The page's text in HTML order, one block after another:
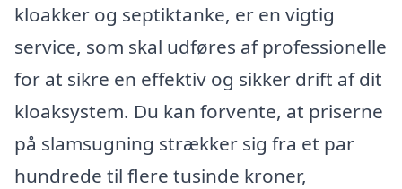
kloakker og septiktanke, er en vigtig
service, som skal udføres af professionelle
for at sikre en effektiv og sikker drift af dit
kloaksystem. Du kan forvente, at priserne
på slamsugning strækker sig fra et par
hundrede til flere tusinde kroner,